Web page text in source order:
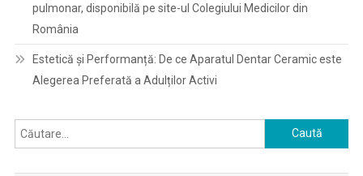
pulmonar, disponibilă pe site-ul Colegiului Medicilor din
România
Estetică și Performanță: De ce Aparatul Dentar Ceramic este
Alegerea Preferată a Adulților Activi
Caută
după: